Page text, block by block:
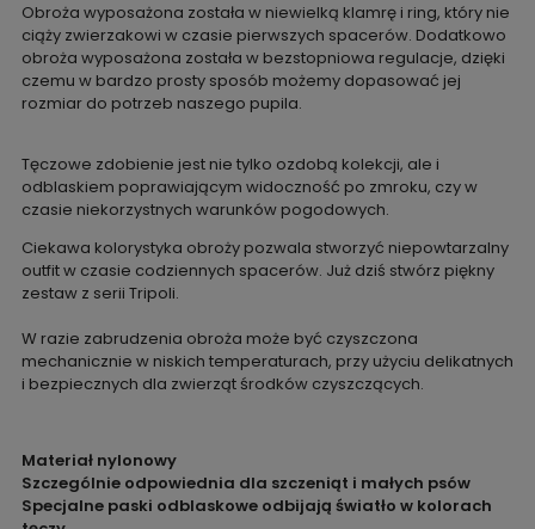
Obroża wyposażona została w niewielką klamrę i ring, który nie
ciąży zwierzakowi w czasie pierwszych spacerów. Dodatkowo
obroża wyposażona została w bezstopniowa regulacje, dzięki
czemu w bardzo prosty sposób możemy dopasować jej
rozmiar do potrzeb naszego pupila.
Tęczowe zdobienie jest nie tylko ozdobą kolekcji, ale i
odblaskiem poprawiającym widoczność po zmroku, czy w
czasie niekorzystnych warunków pogodowych.
Ciekawa kolorystyka obroży pozwala stworzyć niepowtarzalny
outfit w czasie codziennych spacerów. Już dziś stwórz piękny
zestaw z serii Tripoli.
W razie zabrudzenia obroża może być czyszczona
mechanicznie w niskich temperaturach, przy użyciu delikatnych
i bezpiecznych dla zwierząt środków czyszczących.
Materiał nylonowy
Szczególnie odpowiednia dla szczeniąt i małych psów
Specjalne paski odblaskowe odbijają światło w kolorach